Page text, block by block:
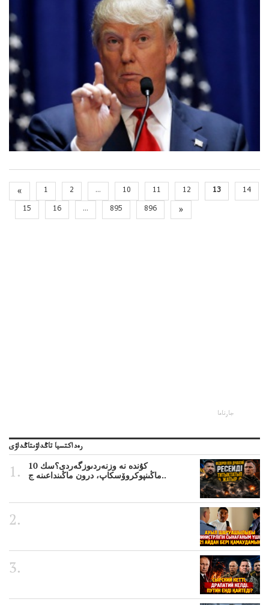
« 1 2 ... 10 11 12 13
14
15
16 ... 895 896 »
جارناما
رەداكتسيا تاڭداۋىتاڭداۋى
10 كۇندە نە وزنەردىوزگەردى؟سك
ماڭىنپوكروۆسكاپ، درون ماڭىنداعىنە ج..